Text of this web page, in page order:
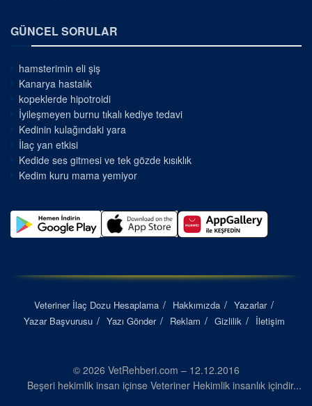
GÜNCEL SORULAR
hamsterimin eli şiş
Kanarya hastalık
kopeklerde hipotroidi
İyileşmeyen burnu tıkalı kediye tedavi
Kedinin kulağındaki yara
İlaç yan etkisi
Kedide ses gitmesi ve tek gözde kısıklık
Kedim kuru mama yemiyor
Veteriner İlaç Dozu Hesaplama Hakkımızda
Yazarlar
Yazar Başvurusu
Yazı Gönder Reklam Gizlilik İletişim
© 2026 VetRehberi.com – 12.12.2016
Beşeri hekimlik insan içinse Veteriner Hekimlik insanlık içindir...